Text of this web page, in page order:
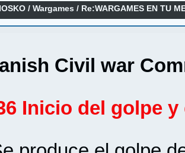
/Wargames / Re:WARGAMES EN TU
Civil war
Inicio del golpe y